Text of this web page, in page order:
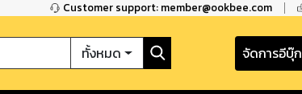
Customer support: member@ookbee.com
ทั้งหมด จัดการอีบุ๊ก